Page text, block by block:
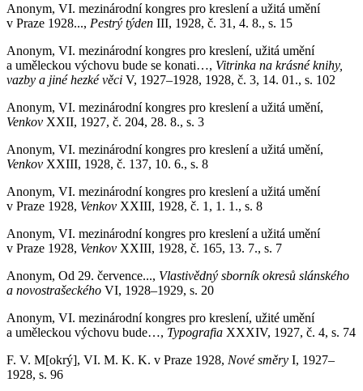
Anonym, VI. mezinárodní kongres pro kreslení a užitá umění
v Praze 1928..., Pestrý týden III, 1928, č. 31, 4. 8., s. 15
Anonym, VI. mezinárodní kongres pro kreslení, užitá umění
a uměleckou výchovu bude se konati…, Vitrinka na krásné knihy,
vazby a jiné hezké věci V, 1927–1928, 1928, č. 3, 14. 01., s. 102
Anonym, VI. mezinárodní kongres pro kreslení a užitá umění,
Venkov XXII, 1927, č. 204, 28. 8., s. 3
Anonym, VI. mezinárodní kongres pro kreslení a užitá umění,
Venkov XXIII, 1928, č. 137, 10. 6., s. 8
Anonym, VI. mezinárodní kongres pro kreslení a užitá umění
v Praze 1928, Venkov XXIII, 1928, č. 1, 1. 1., s. 8
Anonym, VI. mezinárodní kongres pro kreslení a užitá umění
v Praze 1928, Venkov XXIII, 1928, č. 165, 13. 7., s. 7
Anonym, Od 29. července..., Vlastivědný sborník okresů slánského
a novostrašeckého VI, 1928–1929, s. 20
Anonym, VI. mezinárodní kongres pro kreslení, užité umění
a uměleckou výchovu bude…, Typografia XXXIV, 1927, č. 4, s. 74
F. V. M[okrý], VI. M. K. K. v Praze 1928, Nové směry I, 1927–
1928, s. 96